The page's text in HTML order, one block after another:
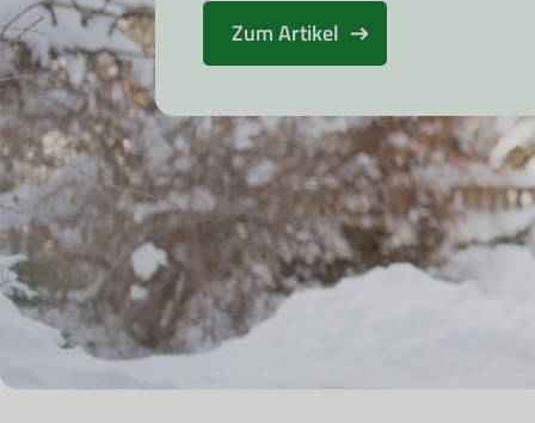
Zum Artikel